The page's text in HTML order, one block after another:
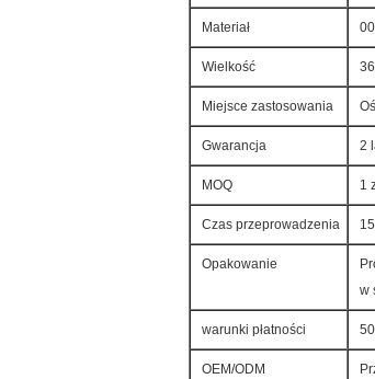
Materiał
Wielkość
Miejsce zastosowania
Gwarancja 2
MOQ 1
Czas przeprowadzenia
Opakowanie
w
warunki płatności
OEM/ODM